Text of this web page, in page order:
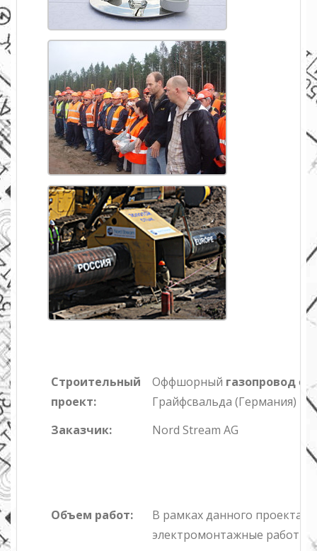
Строительный
проект:
Оффшорный газопроводот
Грайфсвальда (Германия)
Заказчик:
Nord Stream AG
Объем работ:
В рамках данного проекта
электромонтажные работы: